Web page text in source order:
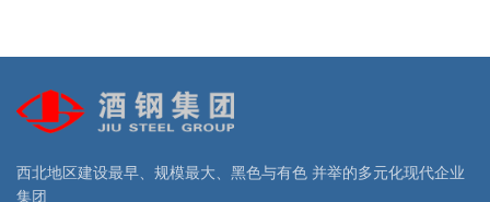
西北地区建设最早、规模最大、黑色与有色 并举的多元化现代企业
集团